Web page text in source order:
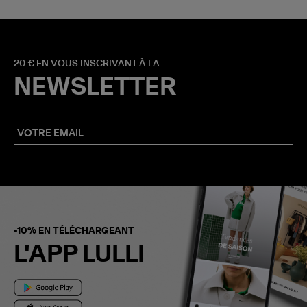
20 € EN VOUS INSCRIVANT À LA
NEWSLETTER
-10% EN TÉLÉCHARGEANT
L'APP LULLI